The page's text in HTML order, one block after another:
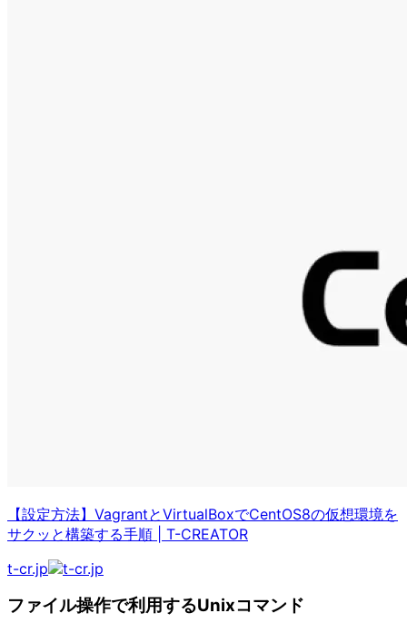
【設定方法】VagrantとVirtualBoxでCentOS8の仮想環境を
サクッと構築する手順
T-CREATOR
t-cr.jp
ファイル操作で利用するUnixコマンド